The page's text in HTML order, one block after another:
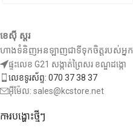
ខេស៊ី ស្តរ
ហាងទំនិញអនឡាញជាទីទុកចិត្តរបស់អ្នក
ផ្ទះលេខ G21 សង្កាត់ព្រៃសរ ខណ្ឌដង្កោ
លេខទូរស័ព្ទ: 070 37 38 37
អ៊ីម៉ែល: sales@kcstore.net
ការបង្ហោះថ្មីៗ